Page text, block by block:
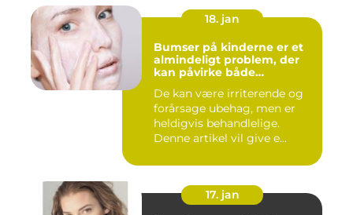
18. jan
Bumser på kinderne er et
almindeligt problem, der
kan påvirke både
De kan være irriterende og
forårsage ubehag, men er
heldigvis behandlelige.
Denne artikel vil give e...
17. jan